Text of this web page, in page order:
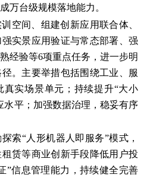
万台级规模落地能力。
空间、组建创新应用联合体、
实景应用验证与常态部署、强
经验等6项重点任务，进一步明
。主要举措包括围绕工业、服
实场景单元；持续提升“大小
水平；加强数据治理，稳妥有序
索“人形机器人即服务”模式，
赁等商业创新手段降低用户投
”信息管理能力，持续健全完善